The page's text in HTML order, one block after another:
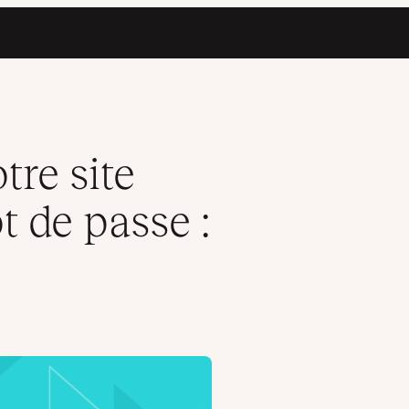
les méthodes
site
de passe :